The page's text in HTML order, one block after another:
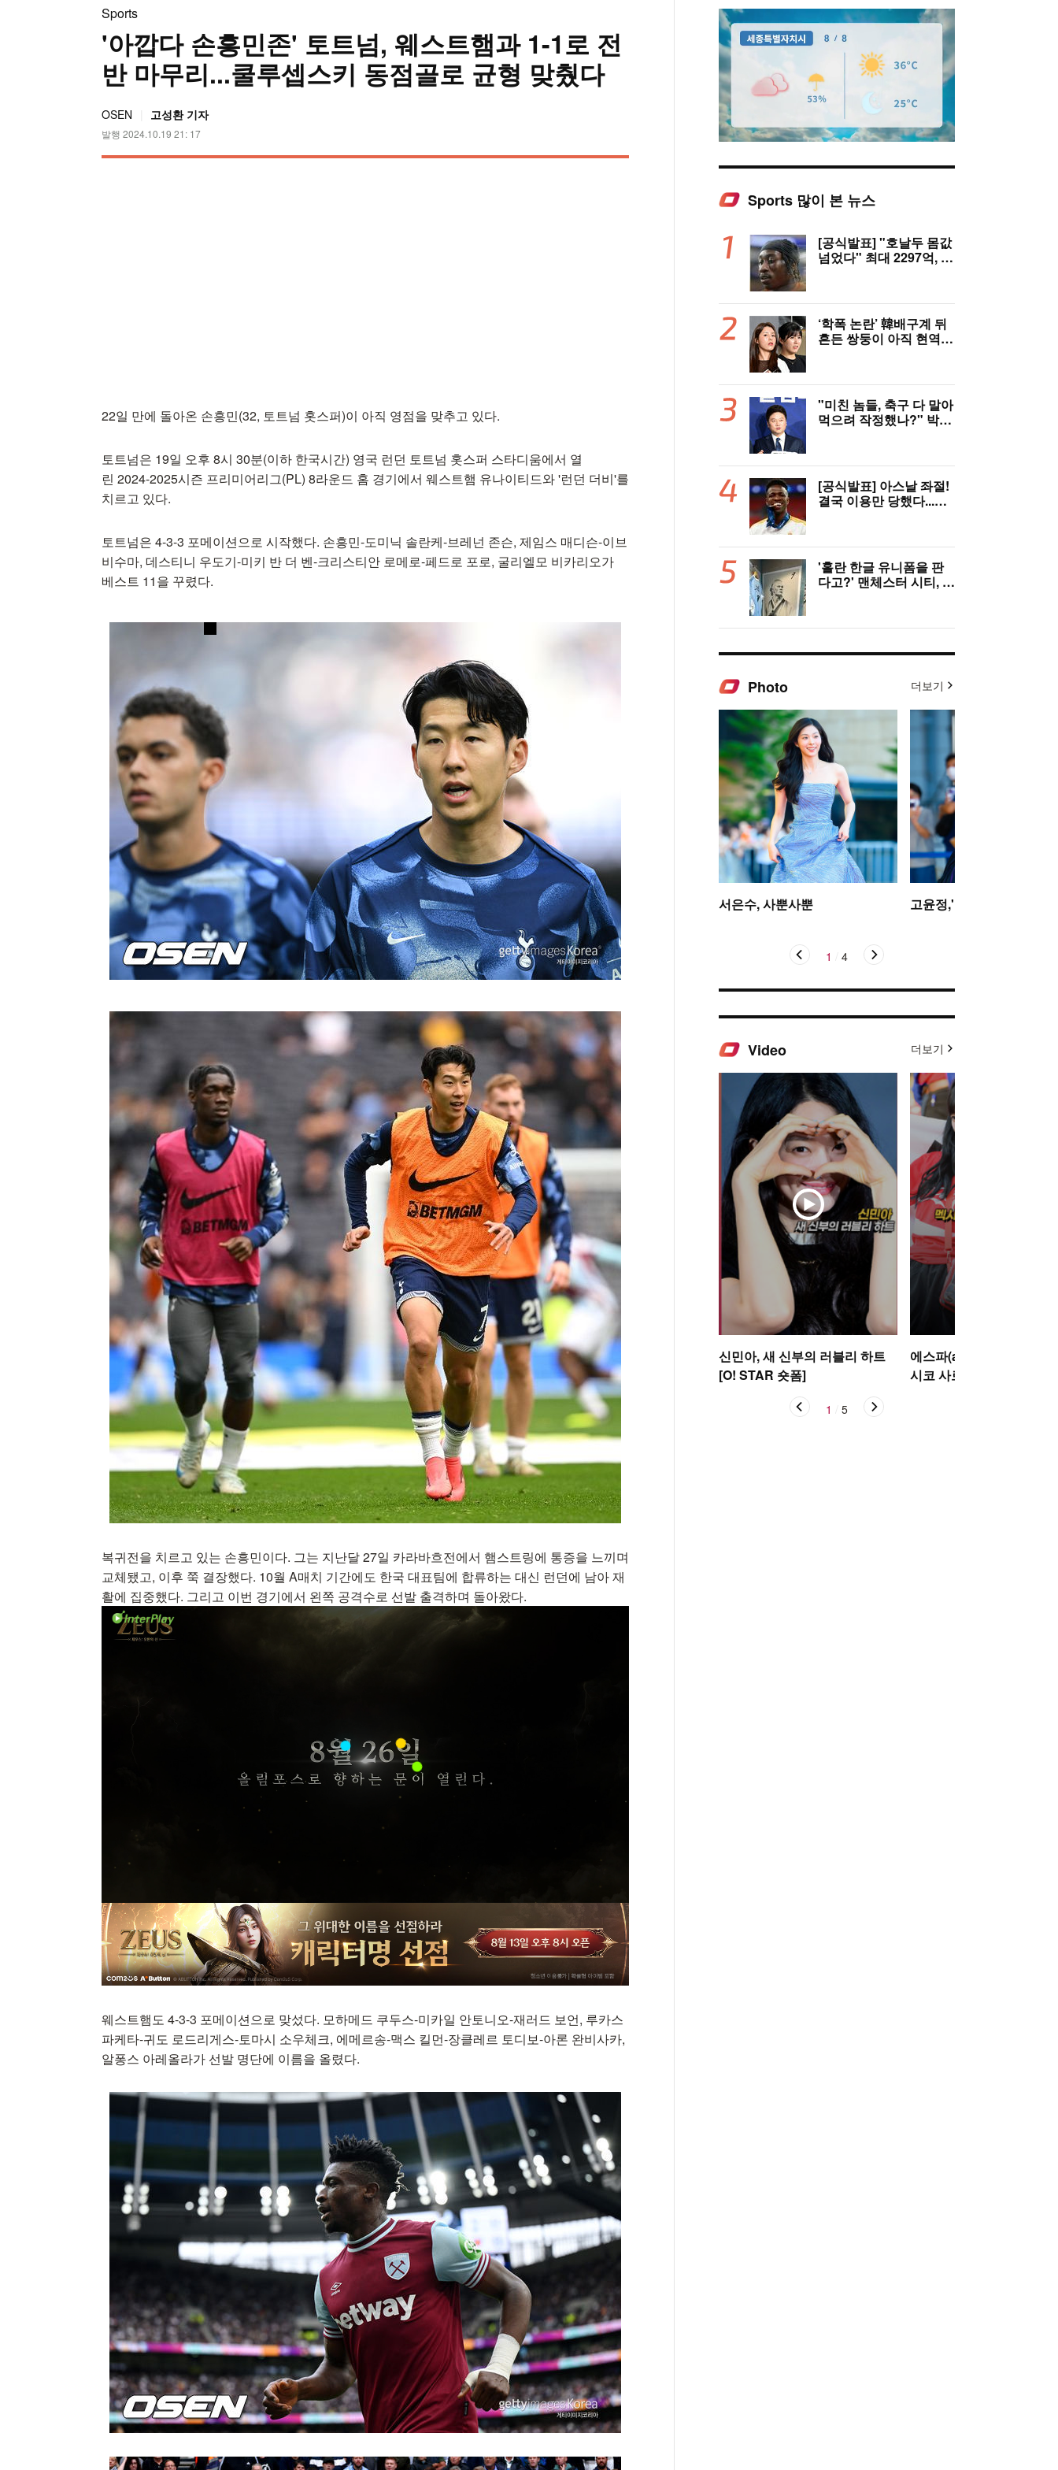
Sports
'아깝다 손흥민존' 토트넘, 웨스트햄과 1-1로 전
반 마무리...쿨루셉스키 동점골로 균형 맞췄다
OSEN 고성환 기자
발행 2024.10.19 21: 17
22일 만에 돌아온 손흥민(32, 토트넘 홋스퍼)이 아직 영점을 맞추고 있다.
토트넘은 19일 오후 8시 30분(이하 한국시간) 영국 런던 토트넘 홋스퍼 스타디움에서 열
린 2024-2025시즌 프리미어리그(PL) 8라운드 홈 경기에서 웨스트햄 유나이티드와 '런던 더비'를
치르고 있다.
토트넘은 4-3-3 포메이션으로 시작했다. 손흥민-도미닉 솔란케-브레넌 존슨, 제임스 매디슨-이브
비수마, 데스티니 우도기-미키 반 더 벤-크리스티안 로메로-페드로 포로, 굴리엘모 비카리오가
베스트 11을 꾸렸다.
복귀전을 치르고 있는 손흥민이다. 그는 지난달 27일 카라바흐전에서 햄스트링에 통증을 느끼며
교체됐고, 이후 쭉 결장했다. 10월 A매치 기간에도 한국 대표팀에 합류하는 대신 런던에 남아 재
활에 집중했다. 그리고 이번 경기에서 왼쪽 공격수로 선발 출격하며 돌아왔다.
웨스트햄도 4-3-3 포메이션으로 맞섰다. 모하메드 쿠두스-미카일 안토니오-재러드 보언, 루카스
파케타-귀도 로드리게스-토마시 소우체크, 에메르송-맥스 킬먼-장클레르 토디보-아론 완비사카,
알퐁스 아레올라가 선발 명단에 이름을 올렸다.
Sports 많이 본 뉴스
[공식발표] "호날두 몸값
넘었다" 최대 2297억, 초
다..."구단 역사상 가장
비싼 영입"
‘학폭 논란’ 韓배구계 뒤
흔든 쌍둥이 아직 현역이
정
"미친 놈들, 축구 다 말아
먹으려 작정했나?" 박문
"국제적 망신, 국제 문제
될 수도"
[공식발표] 아스날 좌절!
결국 이용만 당했다...비
적 잔류 "2032년까지 재
계약 서명"
'홀란 한글 유니폼을 판
다고?' 맨체스터 시티, 팝
Photo 더보기
서은수, 사뿐사뿐 고윤정,'탄성을 자아내는
1 4
Video 더보기
신민아, 새 신부의 러블리 하트
[O! STAR 숏폼]
에스파(aespa) 카리나-윈
시코 사로잡은 태극기 여
1 5